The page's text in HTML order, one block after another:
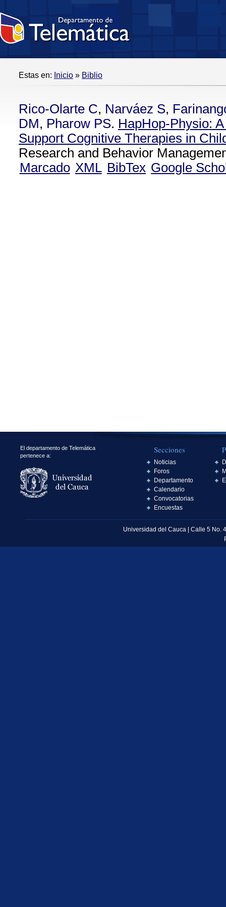
Estas en: Inicio » Biblio
Rico-Olarte C, Narváez S,
DM, Pharow PS. HapHop-Physio:
Support Cognitive Therapies in
Research and Behavior
Marcado XML BibTex Google
El departamento de Telemática
pertenece a:
Secciones
Noticias
Foros
Departamento
Calendario
Convocatorias
Encuestas
Universidad del Cauca | Calle 5 No.